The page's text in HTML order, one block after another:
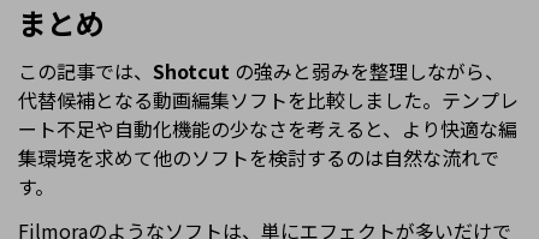
まとめ
この記事では、 Shotcut の強みと弱みを整理しながら、
代替候補となる動画編集ソフトを比較しました。テンプレ
ート不足や自動化機能の少なさを考えると、より快適な編
集環境を求めて他のソフトを検討するのは自然な流れで
す。
Filmoraのようなソフトは、単にエフェクトが多いだけで